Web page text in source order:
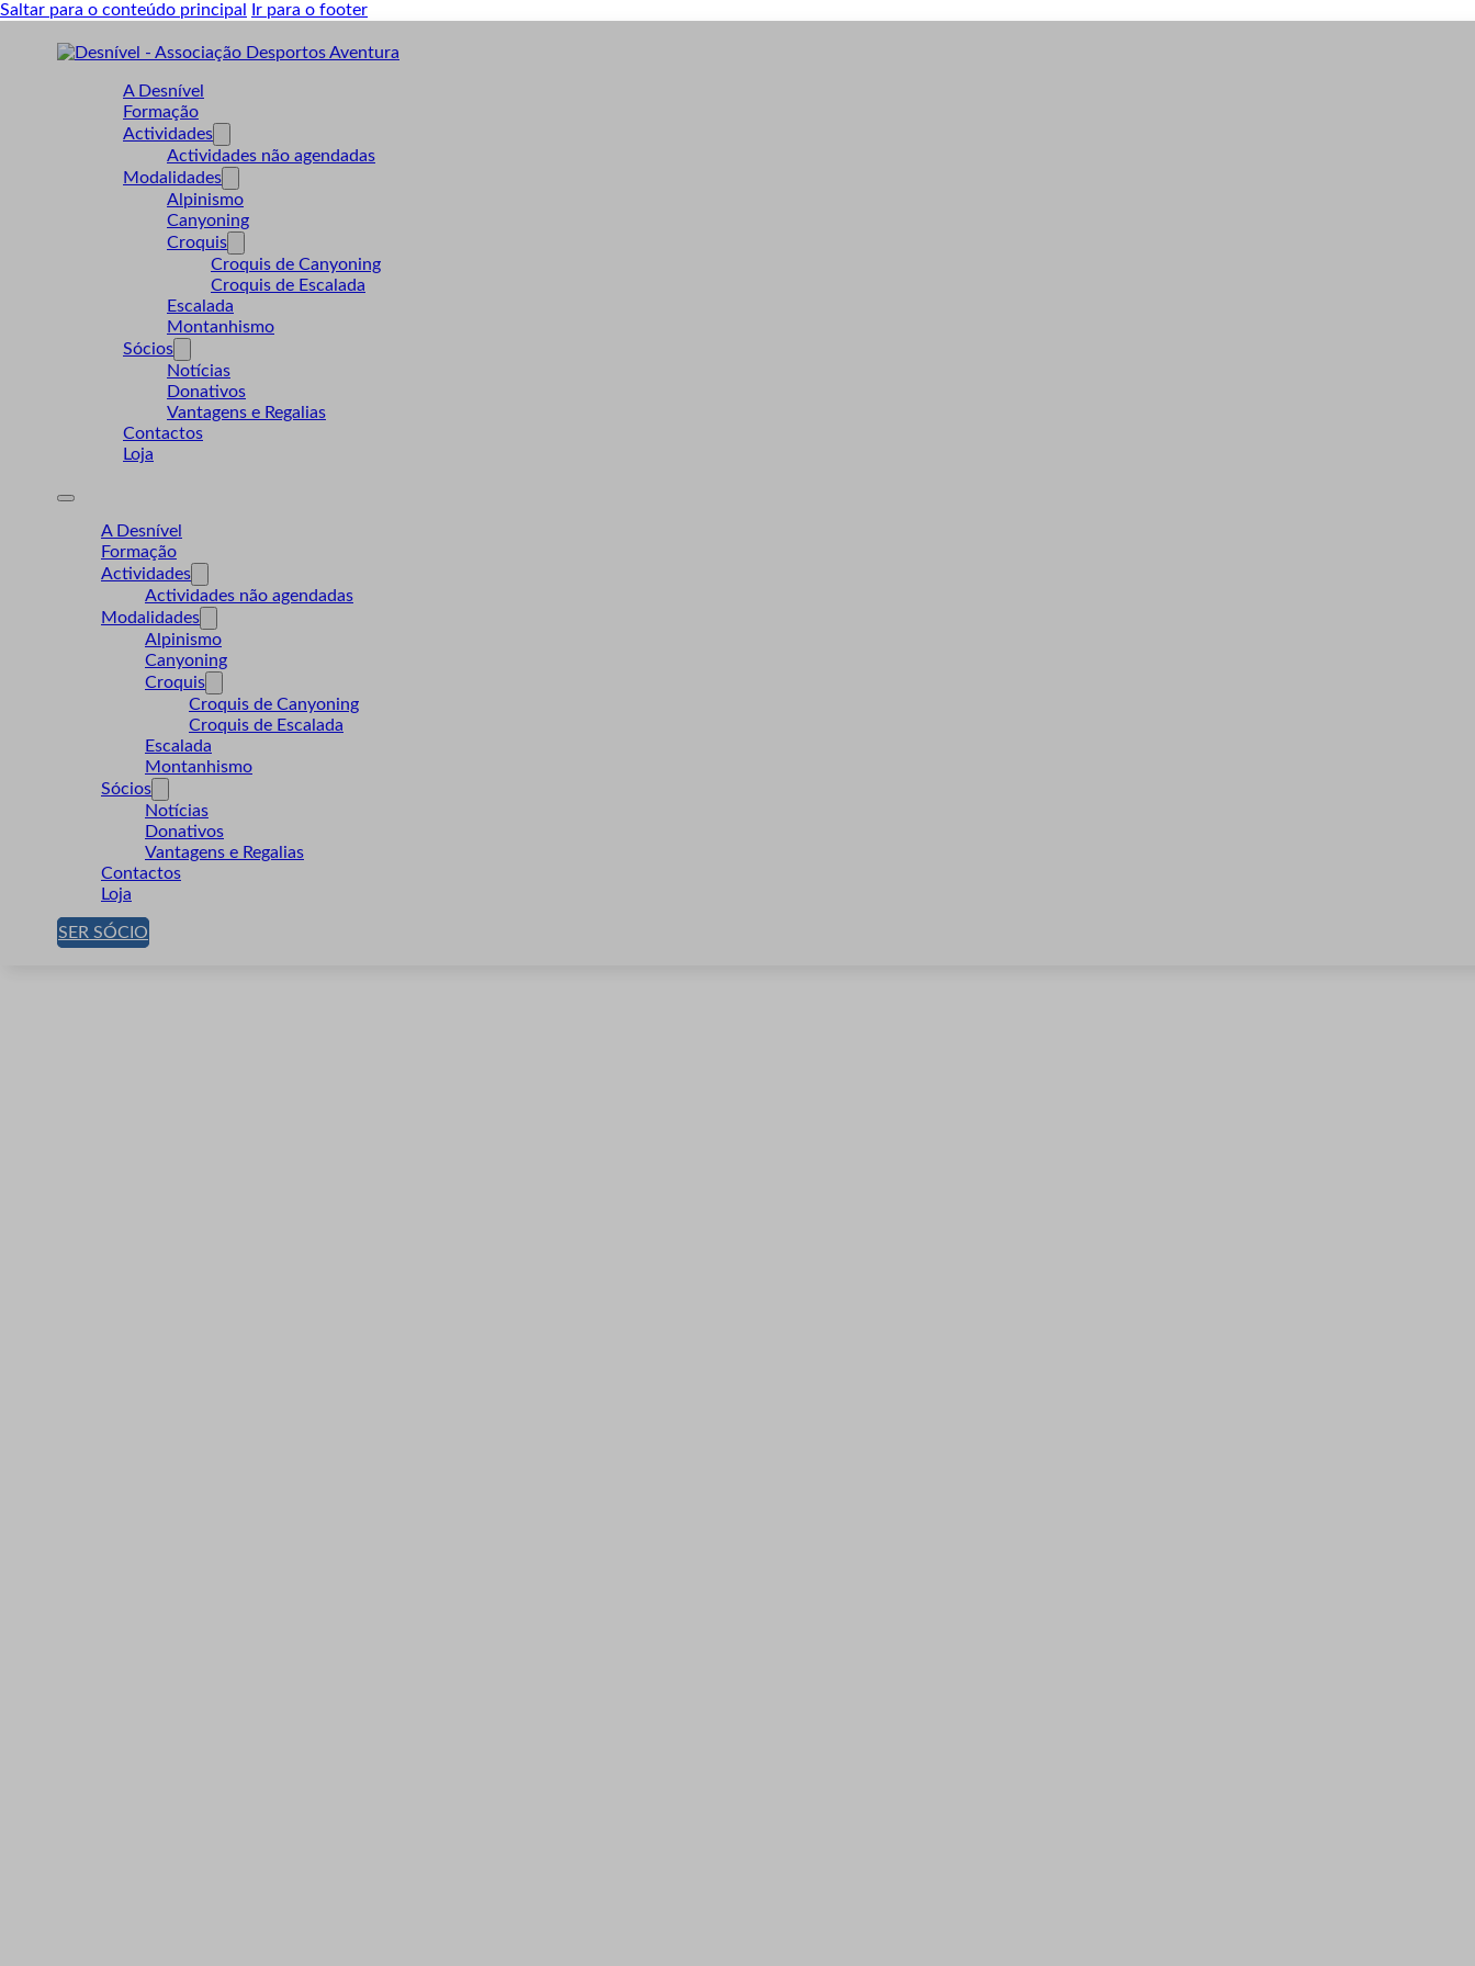
Saltar para o conteúdo principal Ir para o footer
A Desnível
Formação
Actividades
Actividades não agendadas
Modalidades
Alpinismo
Canyoning
Croquis
Croquis de Canyoning
Croquis de Escalada
Escalada
Montanhismo
Sócios
Notícias
Donativos
Vantagens e Regalias
Contactos
Loja
A Desnível
Formação
Actividades
Actividades não agendadas
Modalidades
Alpinismo
Canyoning
Croquis
Croquis de Canyoning
Croquis de Escalada
Escalada
Montanhismo
Sócios
Notícias
Donativos
Vantagens e Regalias
Contactos
Loja
SER SÓCIO